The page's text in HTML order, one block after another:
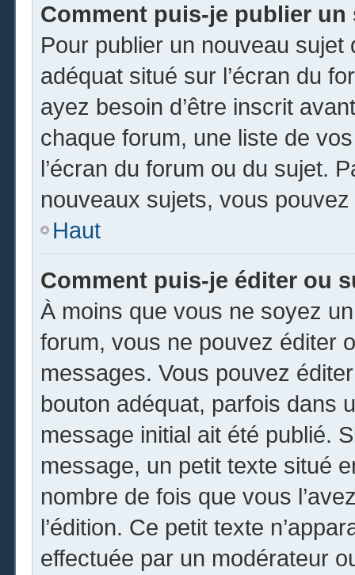
Comment puis-je publier
Pour publier un nouveau
adéquat situé sur l’écran du
ayez besoin d’être inscrit
chaque forum, une liste de
l’écran du forum ou du sujet.
nouveaux sujets, vous
Haut
Comment puis-je éditer ou
À moins que vous ne soyez
forum, vous ne pouvez éditer
messages. Vous pouvez
bouton adéquat, parfois dans
message initial ait été publié.
message, un petit texte situé
nombre de fois que vous
l’édition. Ce petit texte
effectuée par un modérateur